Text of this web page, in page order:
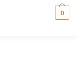
0